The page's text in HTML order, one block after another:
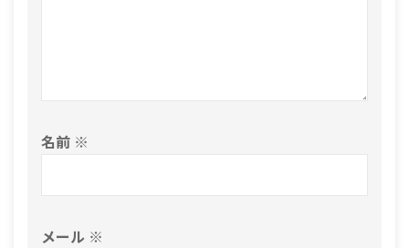
名前 ※
メール ※